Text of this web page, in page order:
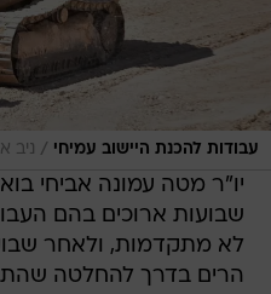
עבודות להכנת היישוב עמיחי / ניב
יו"ר מטה עמונה אביחי
שבועות ארוכים בהם
לא מתקדמות, ולאחר
הרים בדרך להחלטה